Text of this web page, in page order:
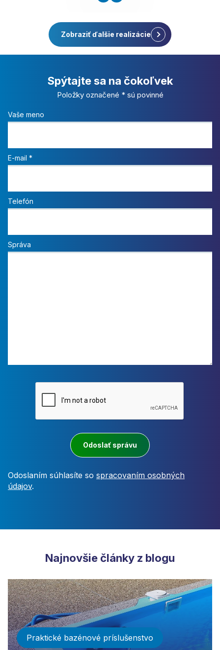
Zobraziť ďalšie realizácie
Spýtajte sa na čokoľvek
Položky označené * sú povinné
Vaše meno
E-mail *
Telefón
Správa
Odoslať správu
Odoslaním súhlasíte so spracovaním osobných
údajov.
Najnovšie články z blogu
Praktické bazénové príslušenstvo